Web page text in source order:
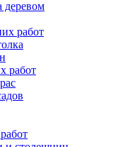
деревом
работ
работ